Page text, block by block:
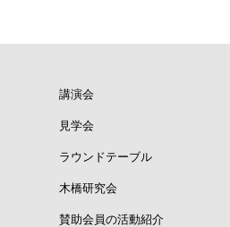
講演会
見学会
ラウンドテーブル
木橋研究会
賛助会員の活動紹介